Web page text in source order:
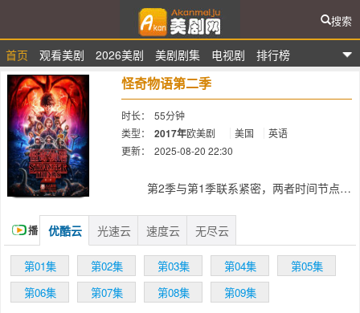
爱看美剧网
首页 观看美剧 2026美剧 美剧剧集 电视剧 排行榜
搜索
怪奇物语第二季
时长：
55分钟
类型：
2017年欧美剧 美国
英语
更新：
2025-08-20 22:30
第2季与第1季联系紧密，两者时间节点相
圣节，地点依然是印第安纳州的小镇霍金斯，
这几个小家伙打扮成抓鬼敢死队。四个萌童中
最醒目的肯定是威尔，第一季结尾时他咳嗽时
吐出了一条虫子，这显然是为后续剧情埋下的
伏笔。制作人之一的马特·杜菲表示：“他似乎
能够看到表里世界(the Upside Down)的景象，
播 优酷云 光速云 速度云 无尽云
第01集 第02集 第03集 第04集
第05集
第06集
第07集 第08集 第09集